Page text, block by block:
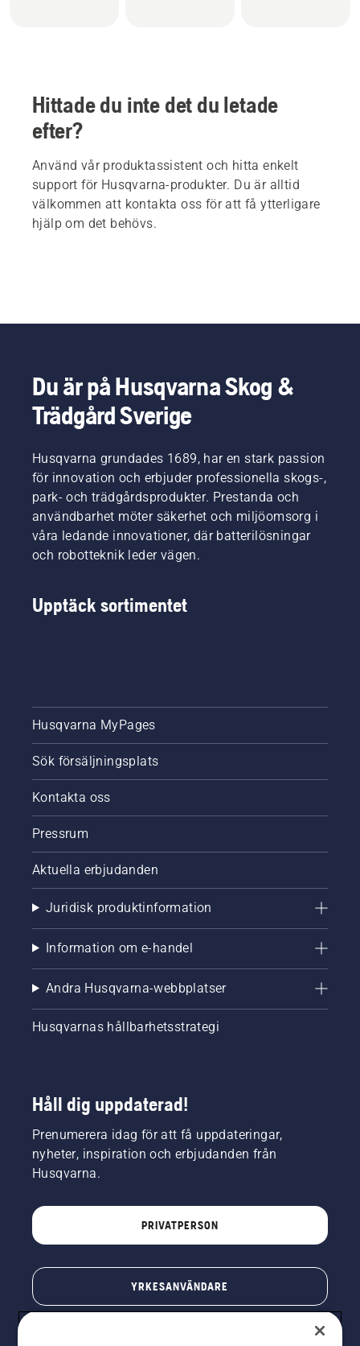
Hittade du inte det du letade
efter?
Använd vår produktassistent och hitta enkelt
support för Husqvarna-produkter. Du är alltid
välkommen att kontakta oss för att få ytterligare
hjälp om det behövs.
Du är på Husqvarna Skog &
Trädgård Sverige
Husqvarna grundades 1689, har en stark passion
för innovation och erbjuder professionella skogs-,
park- och trädgårdsprodukter. Prestanda och
användbarhet möter säkerhet och miljöomsorg i
våra ledande innovationer, där batterilösningar
och robotteknik leder vägen.
Upptäck sortimentet
Husqvarna MyPages
Sök försäljningsplats
Kontakta oss
Pressrum
Aktuella erbjudanden
Juridisk produktinformation
Information om e-handel
Andra Husqvarna-webbplatser
Husqvarnas hållbarhetsstrategi
Håll dig uppdaterad!
Prenumerera idag för att få uppdateringar,
nyheter, inspiration och erbjudanden från
Husqvarna.
PRIVATPERSON
YRKESANVÄNDARE